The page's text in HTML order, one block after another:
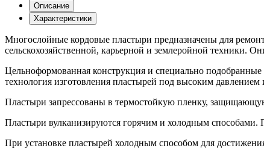
Описание
Характеристики
Многослойные кордовые пластыри предназначены для
сельскохозяйственной, карьерной и землеройной
Цельноформованная конструкция и специально
технология изготовления пластырей под высоким
Пластыри запрессованы в термостойкую пленку,
Пластыри вулканизируются горячим и холодным способами.
При установке пластырей холодным способом для